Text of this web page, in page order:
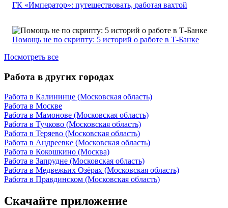
ГК «Император»: путешествовать, работая вахтой
Помощь не по скрипту: 5 историй о работе в Т-Банке
Посмотреть все
Работа в других городах
Работа в Калининце (Московская область)
Работа в Москве
Работа в Мамонове (Московская область)
Работа в Тучково (Московская область)
Работа в Теряево (Московская область)
Работа в Андреевке (Московская область)
Работа в Кокошкино (Москва)
Работа в Запрудне (Московская область)
Работа в Медвежьих Озёрах (Московская область)
Работа в Правдинском (Московская область)
Скачайте приложение